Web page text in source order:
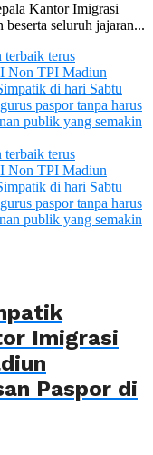
Kantor Imigrasi
seluruh jajaran...
Imigrasi
Paspor di